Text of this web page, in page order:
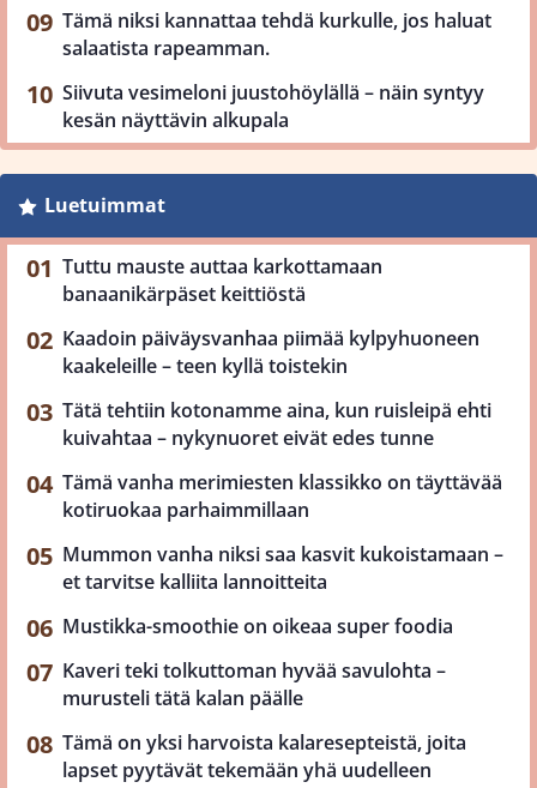
Tämä niksi kannattaa tehdä kurkulle, jos haluat
salaatista rapeamman.
Siivuta vesimeloni juustohöylällä – näin syntyy
kesän näyttävin alkupala
Luetuimmat
Tuttu mauste auttaa karkottamaan
banaanikärpäset keittiöstä
Kaadoin päiväysvanhaa piimää kylpyhuoneen
kaakeleille – teen kyllä toistekin
Tätä tehtiin kotonamme aina, kun ruisleipä ehti
kuivahtaa – nykynuoret eivät edes tunne
Tämä vanha merimiesten klassikko on täyttävää
kotiruokaa parhaimmillaan
Mummon vanha niksi saa kasvit kukoistamaan –
et tarvitse kalliita lannoitteita
Mustikka-smoothie on oikeaa super foodia
Kaveri teki tolkuttoman hyvää savulohta –
murusteli tätä kalan päälle
Tämä on yksi harvoista kalaresepteistä, joita
lapset pyytävät tekemään yhä uudelleen